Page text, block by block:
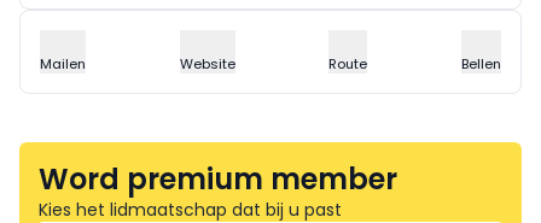
Mailen Website Route Bellen
Word premium member
Kies het lidmaatschap dat bij u past